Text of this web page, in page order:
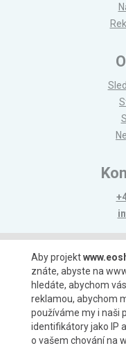
Aby projekt
znáte, abyste na
hledáte, abychom
reklamou, abychom
používáme my i naši
identifikátory jako IP
o vašem chování na